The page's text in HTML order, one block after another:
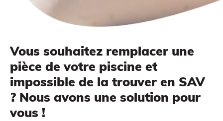
MODÉLISATION 3D
Vous souhaitez remplacer une
pièce de votre piscine et
impossible de la trouver en SAV
? Nous avons une solution pour
vous !